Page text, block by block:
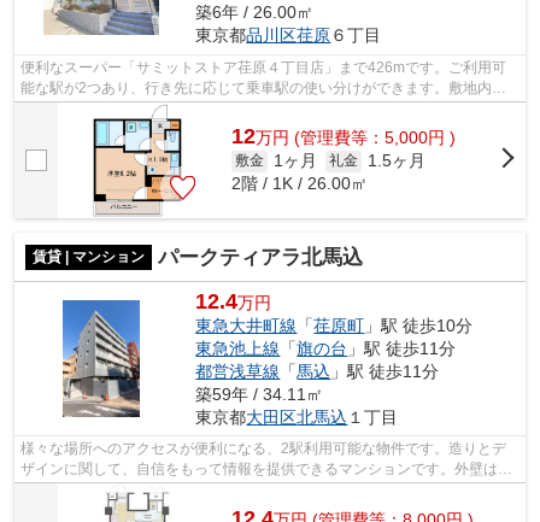
築6年 / 26.00㎡
東京都品川区荏原６丁目
便利なスーパー「サミットストア荏原４丁目店」まで426mです。ご利用可
能な駅が2つあり、行き先に応じて乗車駅の使い分けができます。敷地内に
ゴミ置き場が備え付けられているので、遠...
12万円 (管理費等：5,000円 )
敷金 1ヶ月 礼金
1.5ヶ月
2階 / 1K / 26.00㎡
賃貸 | マンション パークティアラ北馬込
12.4万円
東急大井町線 「荏原町 」駅 徒歩10分
東急池上線 「旗の台 」駅 徒歩11分
都営浅草線 「馬込 」駅 徒歩11分
築59年 / 34.11㎡
東京都大田区北馬込 １丁目
様々な場所へのアクセスが便利になる、2駅利用可能な物件です。造りとデ
ザインに関して、自信をもって情報を提供できるマンションです。外壁はタ
イル張りとなっていて、外観が素敵です...